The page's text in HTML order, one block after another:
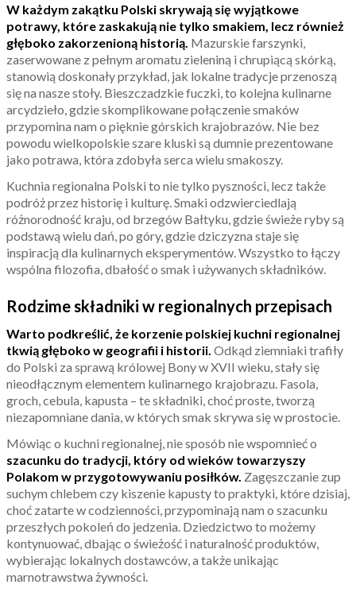
W każdym zakątku Polski skrywają się wyjątkowe
potrawy, które zaskakują nie tylko smakiem, lecz również
głęboko zakorzenioną historią. Mazurskie farszynki,
zaserwowane z pełnym aromatu zieleniną i chrupiącą skórką,
stanowią doskonały przykład, jak lokalne tradycje przenoszą
się na nasze stoły. Bieszczadzkie fuczki, to kolejna kulinarne
arcydzieło, gdzie skomplikowane połączenie smaków
przypomina nam o pięknie górskich krajobrazów. Nie bez
powodu wielkopolskie szare kluski są dumnie prezentowane
jako potrawa, która zdobyła serca wielu smakoszy.
Kuchnia regionalna Polski to nie tylko pyszności, lecz także
podróż przez historię i kulturę. Smaki odzwierciedlają
różnorodność kraju, od brzegów Bałtyku, gdzie świeże ryby są
podstawą wielu dań, po góry, gdzie dziczyzna staje się
inspiracją dla kulinarnych eksperymentów. Wszystko to łączy
wspólna filozofia, dbałość o smak i używanych składników.
Rodzime składniki w regionalnych przepisach
Warto podkreślić, że korzenie polskiej kuchni regionalnej
tkwią głęboko w geografii i historii. Odkąd ziemniaki trafiły
do Polski za sprawą królowej Bony w XVII wieku, stały się
nieodłącznym elementem kulinarnego krajobrazu. Fasola,
groch, cebula, kapusta – te składniki, choć proste, tworzą
niezapomniane dania, w których smak skrywa się w prostocie.
Mówiąc o kuchni regionalnej, nie sposób nie wspomnieć o
szacunku do tradycji, który od wieków towarzyszy
Polakom w przygotowywaniu posiłków. Zagęszczanie zup
suchym chlebem czy kiszenie kapusty to praktyki, które dzisiaj,
choć zatarte w codzienności, przypominają nam o szacunku
przeszłych pokoleń do jedzenia. Dziedzictwo to możemy
kontynuować, dbając o świeżość i naturalność produktów,
wybierając lokalnych dostawców, a także unikając
marnotrawstwa żywności.